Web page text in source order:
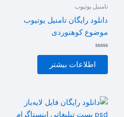
تامنیل یوتیوب
دانلود رایگان تامنیل یوتیوب
موضوع کوهنوردی
امتیاز
5
اطلاعات بیشتر